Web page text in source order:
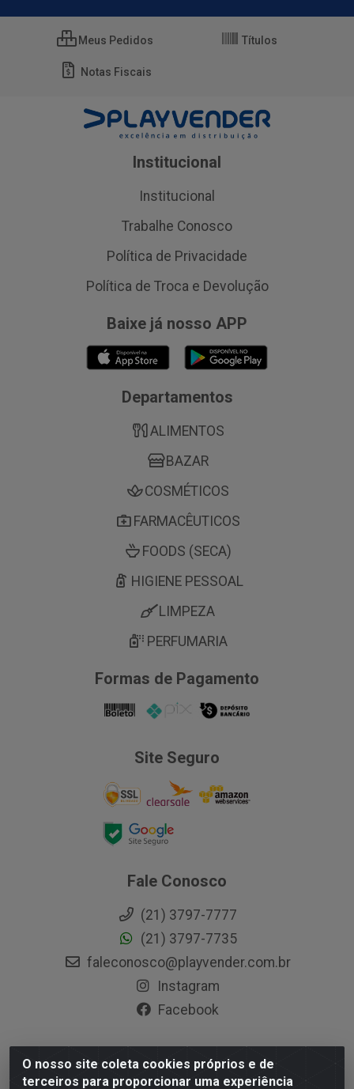
O nosso site coleta cookies próprios e de
terceiros para proporcionar uma experiência
Meus Pedidos Títulos
Notas Fiscais
Institucional
Institucional
Trabalhe Conosco
Política de Privacidade
Política de Troca e Devolução
Baixe já nosso APP
Departamentos
ALIMENTOS
BAZAR
COSMÉTICOS
FARMACÊUTICOS
FOODS (SECA)
HIGIENE PESSOAL
LIMPEZA
PERFUMARIA
Formas de Pagamento
Site Seguro
Fale Conosco
(21) 3797-7777
(21) 3797-7735
faleconosco@playvender.com.br
Instagram
Facebook
Playvender Distribuidora - Avenida Ana Dantas, 183-